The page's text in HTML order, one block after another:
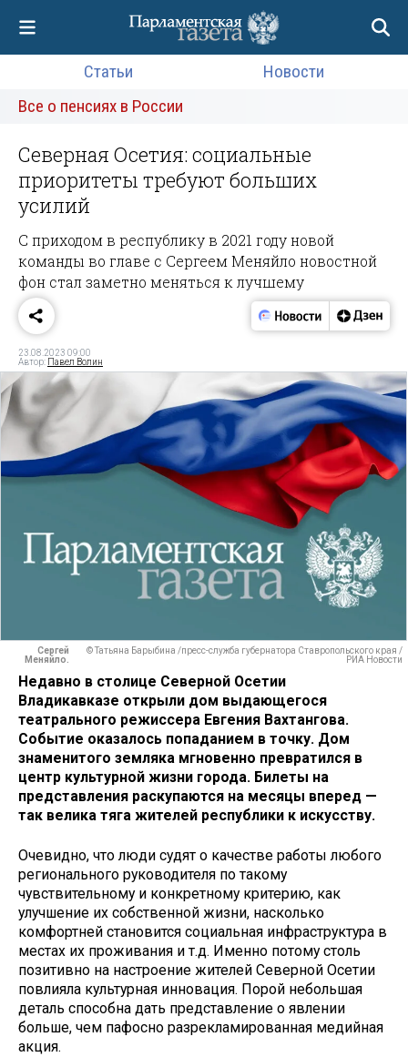
Статьи
Новости
Все о пенсиях в России
Северная Осетия: социальные
приоритеты требуют больших
усилий
С приходом в республику в 2021 году новой
команды во главе с Сергеем Меняйло новостной
фон стал заметно меняться к лучшему
23.08.2023 09:00
Автор: Павел Волин
Сергей
Меняйло.
© Татьяна Барыбина /пресс-служба губернатора Ставропольского края /
РИА Новости
Недавно в столице Северной Осетии
Владикавказе открыли дом выдающегося
театрального режиссера Евгения Вахтангова.
Событие оказалось попаданием в точку. Дом
знаменитого земляка мгновенно превратился в
центр культурной жизни города. Билеты на
представления раскупаются на месяцы вперед —
так велика тяга жителей республики к искусству.
Очевидно, что люди судят о качестве работы любого
регионального руководителя по такому
чувствительному и конкретному критерию, как
улучшение их собственной жизни, насколько
комфортней становится социальная инфраструктура в
местах их проживания и т.д. Именно потому столь
позитивно на настроение жителей Северной Осетии
повлияла культурная инновация. Порой небольшая
деталь способна дать представление о явлении
больше, чем пафосно разрекламированная медийная
акция.